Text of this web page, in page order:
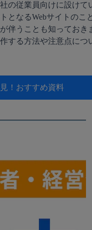
の従業員向けに設けて
となるWebサイトのこ
伴うことも知っておき
する方法や注意点につ
！ おすすめ資料